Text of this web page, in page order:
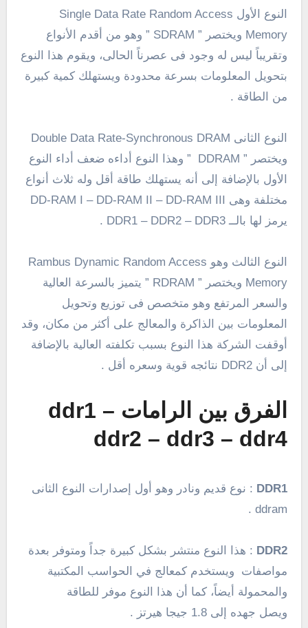
النوع الأول Single Data Rate Random Access
Memory ويختصر ” SDRAM ” وهو من أقدم الأنواع
وتقريباً ليس له وجود فى عصرناً الحالى، ويقوم هذا النوع
بتحويل المعلومات بسرعة محدودة ويستهلك كمية كبيرة
من الطاقة .
النوع الثانى Double Data Rate-Synchronous DRAM
ويختصر ” DDRAM ” وهذا النوع أداءه ضعف أداء النوع
الأول بالإضافة إلى أنه يستهلك طاقة أقل وله ثلاث أنواع
مختلفة وهى DD-RAM I – DD-RAM II – DD-RAM III
يرمز لها بالــ DDR1 – DDR2 – DDR3 .
النوع الثالث وهو Rambus Dynamic Random Access
Memory ويختصر ” RDRAM ” يتميز بالسرعة العالية
والسعر المرتفع وهو متخصص فى توزيع وتحويل
المعلومات بين الذاكرة والمعالج على أكثر من مكان، وقد
أوقفت الشركة هذا النوع بسبب تكلفته العالية بالإضافة
إلى أن DDR2 نتائجه قوية وسعره أقل .
الفرق بين الرامات ddr1 –
ddr2 – ddr3 – ddr4
DDR1 : نوع قديم ونادر وهو أول إصدارات النوع الثانى
ddram .
DDR2 : هذا النوع منتشر بشكل كبيرة جداً ومتوفر بعدة
مواصفات ويستخدم كمعالج في الحواسب المكتبية
والمحمولة أيضاً، كما أن هذا النوع موفر للطاقة
ويصل جهده إلى 1.8 جيجا هيرتز .